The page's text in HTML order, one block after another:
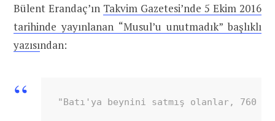
Bülent Erandaç’ın Takvim Gazetesi’nde 5 Ekim 2016
tarihinde yayınlanan “Musul’u unutmadık” başlıklı
yazısından:
"Batı'ya beynini satmış olanlar, 760